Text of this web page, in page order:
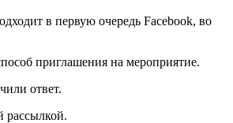
в первую очередь Facebook, во
приглашения на мероприятие.
ответ.
рассылкой.